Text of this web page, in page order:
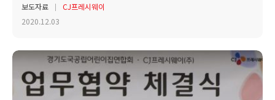
보도자료
CJ프레시웨이
2020.12.03